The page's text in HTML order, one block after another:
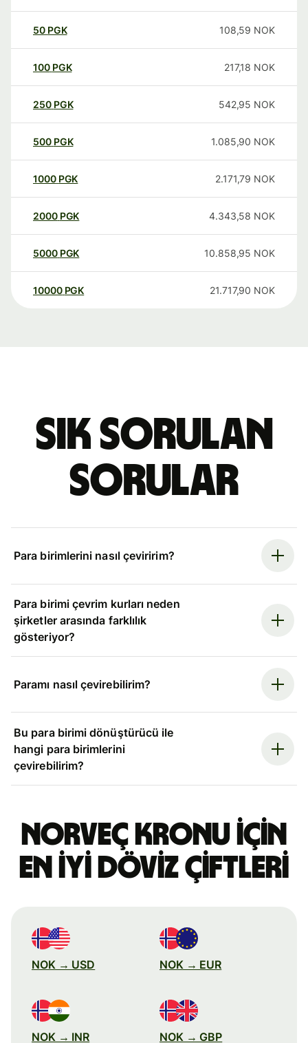
50 PGK 108,59 NOK
100 PGK 217,18 NOK
250 PGK 542,95 NOK
500 PGK 1.085,90 NOK
1000 PGK 2.171,79 NOK
2000 PGK 4.343,58 NOK
5000 PGK 10.858,95 NOK
10000 PGK 21.717,90 NOK
Sık sorulan
sorular
Para birimlerini nasıl çeviririm?
Para birimi çevrim kurları neden
şirketler arasında farklılık
gösteriyor?
Paramı nasıl çevirebilirim?
Bu para birimi dönüştürücü ile
hangi para birimlerini
çevirebilirim?
Norveç kronu için
en iyi döviz çiftleri
NOK → USD NOK → EUR
NOK → INR NOK → GBP